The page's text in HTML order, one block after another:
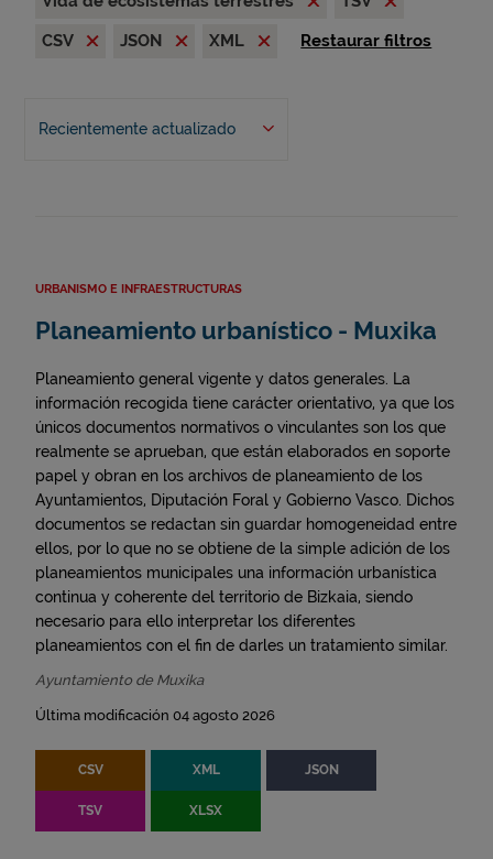
CSV
JSON XML Restaurar filtros
Recientemente actualizado
URBANISMO E INFRAESTRUCTURAS
Planeamiento urbanístico - Muxika
Planeamiento general vigente y datos generales. La
información recogida tiene carácter orientativo, ya que los
únicos documentos normativos o vinculantes son los que
realmente se aprueban, que están elaborados en soporte
papel y obran en los archivos de planeamiento de los
Ayuntamientos, Diputación Foral y Gobierno Vasco. Dichos
documentos se redactan sin guardar homogeneidad entre
ellos, por lo que no se obtiene de la simple adición de los
planeamientos municipales una información urbanística
continua y coherente del territorio de Bizkaia, siendo
necesario para ello interpretar los diferentes
planeamientos con el fin de darles un tratamiento similar.
Ayuntamiento de Muxika
Última modificación 04 agosto 2026
CSV XML JSON
TSV XLSX